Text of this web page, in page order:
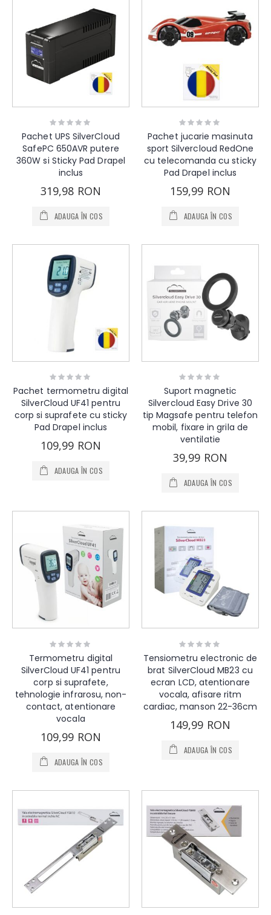
Rating:
0%
Pachet UPS SilverCloud
SafePC 650AVR putere
360W si Sticky Pad Drapel
inclus
319,98 RON
ADAUGA ÎN COS
Rating:
0%
Pachet jucarie masinuta
sport Silvercloud RedOne
cu telecomanda cu sticky
Pad Drapel inclus
159,99 RON
ADAUGA ÎN COS
Rating:
Pachet termometru digital
SilverCloud UF41 pentru
corp si suprafete cu sticky
Pad Drapel inclus
109,99 RON
ADAUGA ÎN COS
Rating:
Suport magnetic
Silvercloud Easy Drive 30
tip Magsafe pentru telefon
mobil, fixare in grila de
ventilatie
39,99 RON
ADAUGA ÎN COS
Rating:
0%
Termometru digital
SilverCloud UF41 pentru
corp si suprafete,
tehnologie infrarosu, non-
contact, atentionare
vocala
109,99 RON
ADAUGA ÎN COS
Rating:
0%
Tensiometru electronic de
brat SilverCloud MB23 cu
ecran LCD, atentionare
vocala, afisare ritm
cardiac, manson 22-36cm
149,99 RON
ADAUGA ÎN COS